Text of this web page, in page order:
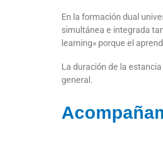
En la formación dual
simultánea e integrada
learning» porque el
La duración de la
general.